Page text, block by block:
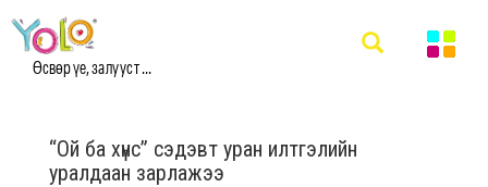
Өсвөр үе, залууст ...
“Ой ба хүнс” сэдэвт уран илтгэлийн
уралдаан зарлажээ